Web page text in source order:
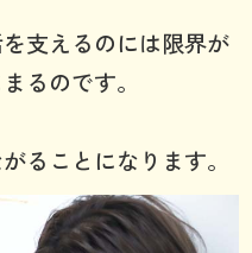
支えるのには限界が
るのです。
ることになります。